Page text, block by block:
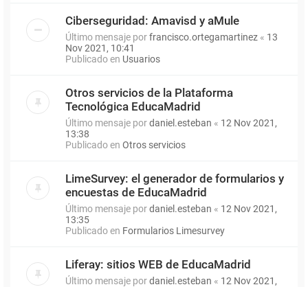
Ciberseguridad: Amavisd y aMule
Último mensaje porfrancisco.ortegamartinez « 13
Nov 2021, 10:41
Publicado en Usuarios
Otros servicios de la Plataforma
Tecnológica EducaMadrid
Último mensaje pordaniel.esteban « 12 Nov 2021,
13:38
Publicado en Otros servicios
LimeSurvey: el generador de formularios y
encuestas de EducaMadrid
Último mensaje pordaniel.esteban « 12 Nov 2021,
13:35
Publicado en Formularios Limesurvey
Liferay: sitios WEB de EducaMadrid
Último mensaje pordaniel.esteban « 12 Nov 2021,